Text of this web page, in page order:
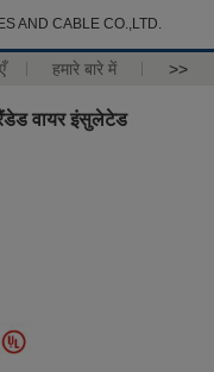
AND CABLE CO.,LTD.
हमारे बारे में >>
वायर इंसुलेटेड